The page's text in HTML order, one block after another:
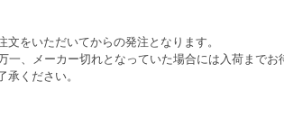
をいただいてからの発注となります。
一、メーカー切れとなっていた場合には入荷までお
ください。